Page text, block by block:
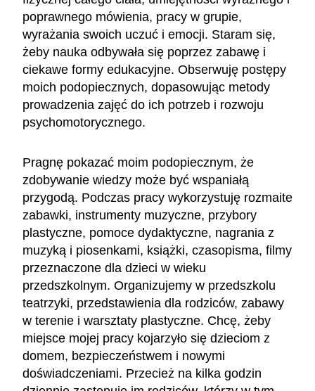
poprawnego mówienia, pracy w grupie,
wyrażania swoich uczuć i emocji. Staram się,
żeby nauka odbywała się poprzez zabawę i
ciekawe formy edukacyjne. Obserwuję postępy
moich podopiecznych, dopasowując metody
prowadzenia zajęć do ich potrzeb i rozwoju
psychomotorycznego.
Pragnę pokazać moim podopiecznym, że
zdobywanie wiedzy może być wspaniałą
przygodą. Podczas pracy wykorzystuję rozmaite
zabawki, instrumenty muzyczne, przybory
plastyczne, pomoce dydaktyczne, nagrania z
muzyką i piosenkami, książki, czasopisma, filmy
przeznaczone dla dzieci w wieku
przedszkolnym. Organizujemy w przedszkolu
teatrzyki, przedstawienia dla rodziców, zabawy
w terenie i warsztaty plastyczne. Chcę, żeby
miejsce mojej pracy kojarzyło się dzieciom z
domem, bezpieczeństwem i nowymi
doświadczeniami. Przecież na kilka godzin